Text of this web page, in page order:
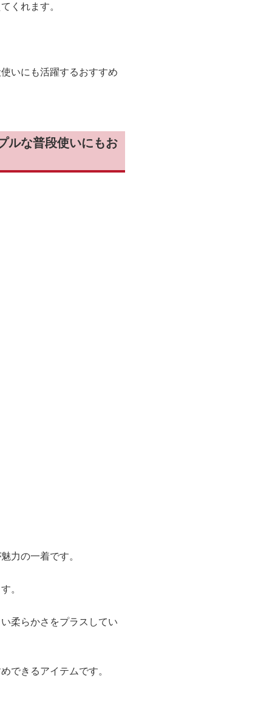
くれます。
いにも活躍するおすすめ
ルな普段使いにもお
力の一着です。
。
柔らかさをプラスしてい
できるアイテムです。